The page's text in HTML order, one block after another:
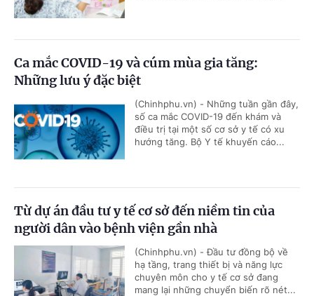
Ca mắc COVID-19 và cúm mùa gia tăng:
Những lưu ý đặc biệt
(Chinhphu.vn) - Những tuần gần đây,
số ca mắc COVID-19 đến khám và
điều trị tại một số cơ sở y tế có xu
hướng tăng. Bộ Y tế khuyến cáo...
Từ dự án đầu tư y tế cơ sở đến niềm tin của
người dân vào bệnh viện gần nhà
(Chinhphu.vn) - Đầu tư đồng bộ về
hạ tầng, trang thiết bị và năng lực
chuyên môn cho y tế cơ sở đang
mang lại những chuyển biến rõ nét...